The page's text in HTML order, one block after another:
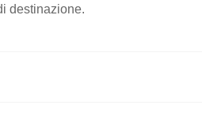
destinazione.